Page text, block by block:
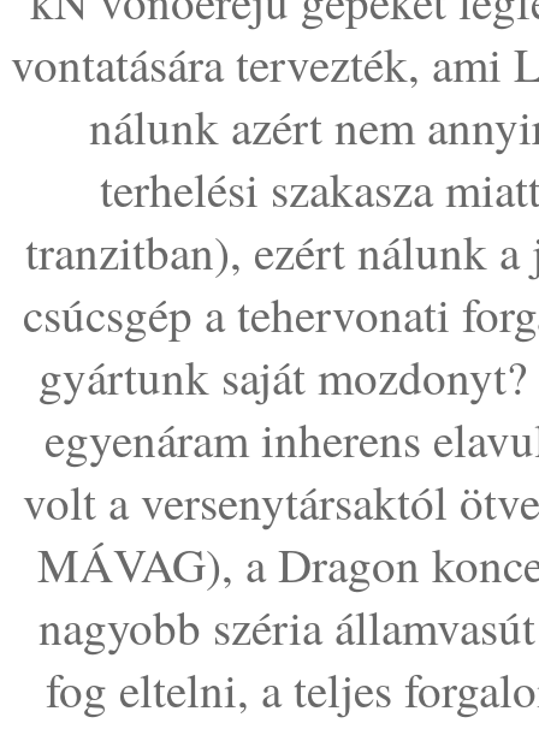
vontatására tervezték, ami
nálunk azért nem
terhelési szakasza
tranzitban), ezért nálunk
csúcsgép a tehervonati
gyártunk saját
egyenáram inherens
volt a versenytársaktól
MÁVAG), a Dragon
nagyobb széria
fog eltelni, a teljes